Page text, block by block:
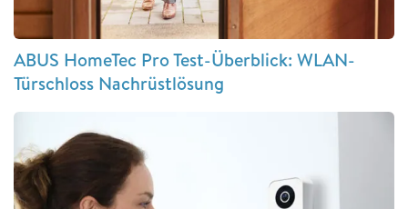
ABUS HomeTec Pro Test-Überblick: WLAN-
Türschloss Nachrüstlösung